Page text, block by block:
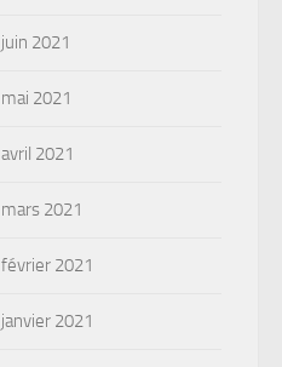
juin 2021
mai 2021
avril 2021
mars 2021
février 2021
janvier 2021